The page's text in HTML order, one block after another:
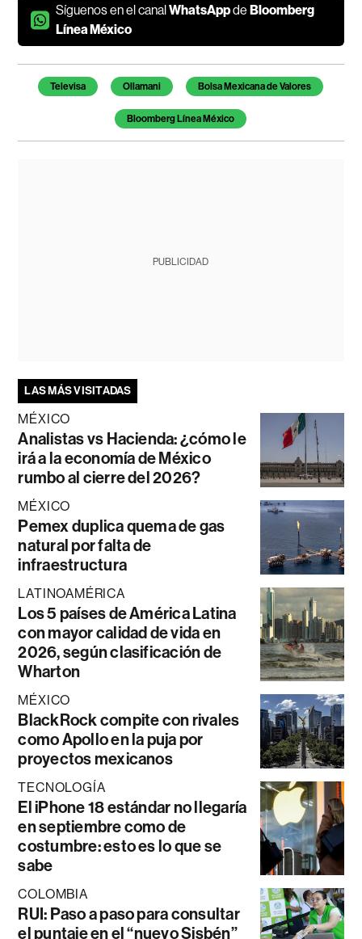
Síguenos en el canalWhatsAppdeBloomberg
Línea México
Temas de este artículo
Televisa Ollamani Bolsa Mexicana de Valores
Bloomberg Línea México
PUBLICIDAD
LAS MÁS VISITADAS
MÉXICO
Analistas vs Hacienda: ¿cómo le
irá a la economía de México
rumbo al cierre del 2026?
MÉXICO
Pemex duplica quema de gas
natural por falta de
infraestructura
LATINOAMÉRICA
Los 5 países de América Latina
con mayor calidad de vida en
2026, según clasificación de
Wharton
MÉXICO
BlackRock compite con rivales
como Apollo en la puja por
proyectos mexicanos
TECNOLOGÍA
El iPhone 18 estándar no llegaría
en septiembre como de
costumbre: esto es lo que se
sabe
COLOMBIA
RUI: Paso a paso para consultar
el puntaje en el “nuevo Sisbén”